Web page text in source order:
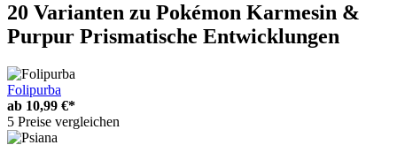
20 Varianten zu Pokémon Karmesin &
Purpur Prismatische Entwicklungen
Folipurba
ab 10,99 €*
5 Preise vergleichen